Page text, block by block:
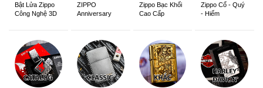
Bật Lửa Zippo
Công Nghệ 3D
ZIPPO
Anniversary
Zippo Bạc Khối
Cao Cấp
Zippo Cổ - Quý
- Hiếm